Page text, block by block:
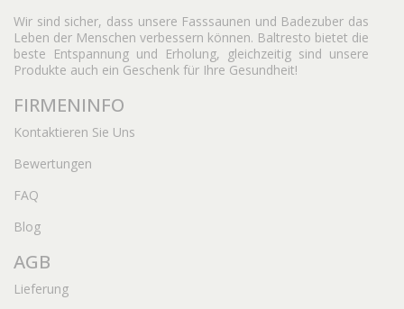
Wir sind sicher, dass unsere Fasssaunen und Badezuber das
Leben der Menschen verbessern können. Baltresto bietet die
beste Entspannung und Erholung, gleichzeitig sind unsere
Produkte auch ein Geschenk für Ihre Gesundheit!
FIRMENINFO
Kontaktieren Sie Uns
Bewertungen
FAQ
Blog
AGB
Lieferung